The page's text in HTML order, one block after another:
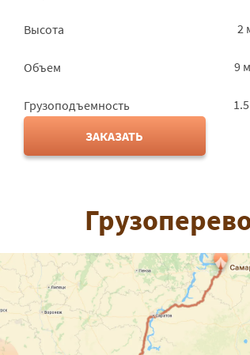
Высота 2
Объем 9
Грузоподъемность
ЗАКАЗАТЬ